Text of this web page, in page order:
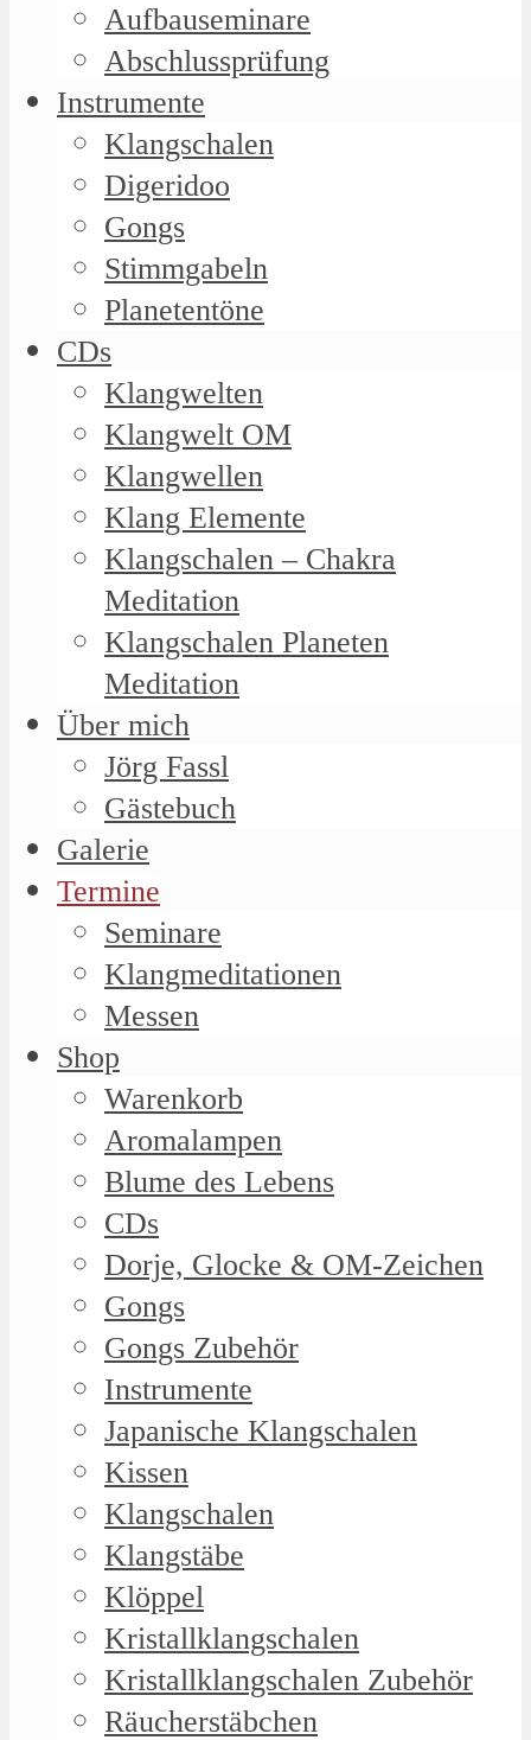
Aufbauseminare
Abschlussprüfung
Instrumente
Klangschalen
Digeridoo
Gongs
Stimmgabeln
Planetentöne
CDs
Klangwelten
Klangwelt OM
Klangwellen
Klang Elemente
Klangschalen – Chakra
Meditation
Klangschalen Planeten
Meditation
Über mich
Jörg Fassl
Gästebuch
Galerie
Termine
Seminare
Klangmeditationen
Messen
Shop
Warenkorb
Aromalampen
Blume des Lebens
CDs
Dorje, Glocke & OM-Zeichen
Gongs
Gongs Zubehör
Instrumente
Japanische Klangschalen
Kissen
Klangschalen
Klangstäbe
Klöppel
Kristallklangschalen
Kristallklangschalen Zubehör
Räucherstäbchen